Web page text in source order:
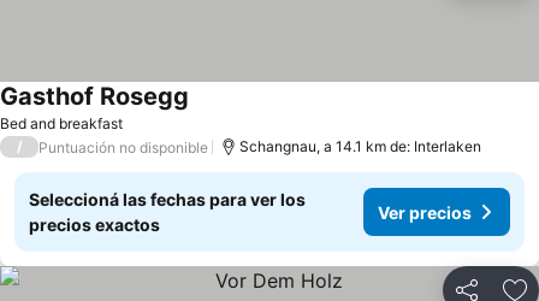
Bed and breakfast
Gasthof Rosegg
/ Puntuación no disponible Schangnau, a 14.1 km de: Interlaken
Seleccioná las fechas para ver los
precios exactos
Ver precios